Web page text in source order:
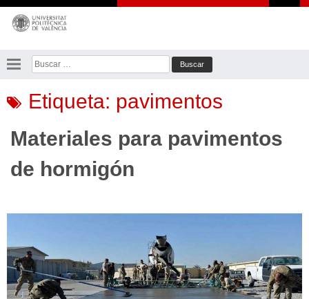
Saltar
contenido
Buscar:
Etiqueta: pavimentos
Materiales para pavimentos
de hormigón